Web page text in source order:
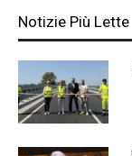
Notizie Più Lette